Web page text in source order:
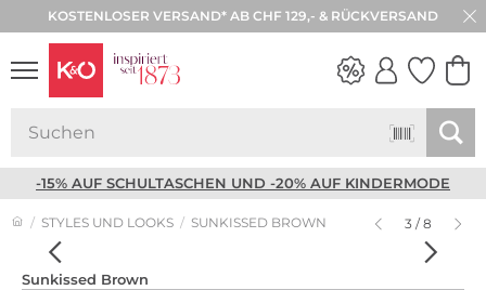
KOSTENLOSER VERSAND* AB CHF 129,- & RÜCKVERSAND
-15% AUF SCHULTASCHEN UND -20% AUF KINDERMODE
STYLES UND LOOKS SUNKISSED BROWN 3 / 8
Sunkissed Brown